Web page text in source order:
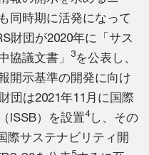
同時期に活発になって
財団が2020年に「サス
協議文書」
3を公表し、
開示基準の開発に向け
団は2021年11月に国際
ISSB）を設置4し、その
際サステナビリティ開